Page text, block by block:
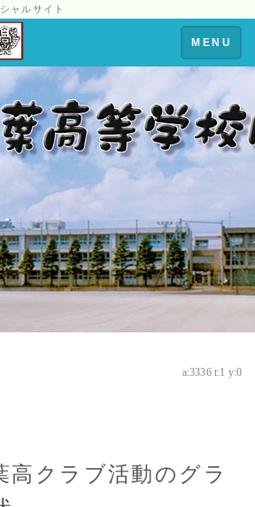
ャルサイト
Toggle
navigation
MENU
a:3336 t:1 y:0
高クラブ活動のグラ